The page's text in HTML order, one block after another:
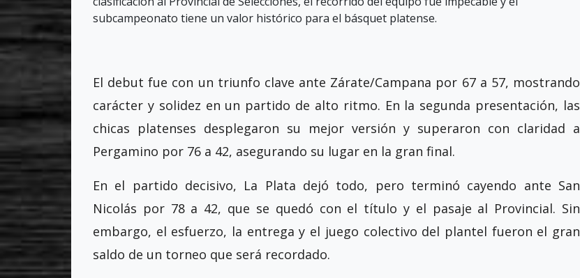
subcampeonato tiene un valor histórico para el básquet platense.
El debut fue con un triunfo clave ante Zárate/Campana por 67 a 57, mostrando
carácter y solidez en un partido de alto ritmo. En la segunda presentación, las
chicas platenses desplegaron su mejor versión y superaron con claridad a
Pergamino por 76 a 42, asegurando su lugar en la gran final.
En el partido decisivo, La Plata dejó todo, pero terminó cayendo ante San
Nicolás por 78 a 42, que se quedó con el título y el pasaje al Provincial. Sin
embargo, el esfuerzo, la entrega y el juego colectivo del plantel fueron el gran
saldo de un torneo que será recordado.